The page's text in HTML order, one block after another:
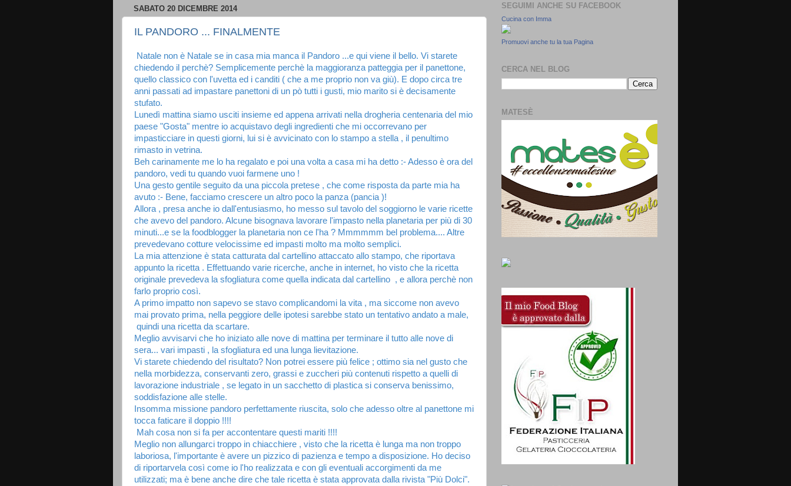
SABATO 20 DICEMBRE 2014
IL PANDORO ... FINALMENTE
Natale non è Natale se in casa mia manca il Pandoro ...e qui viene il bello. Vi starete
chiedendo il perchè? Semplicemente perchè la maggioranza patteggia per il panettone,
quello classico con l'uvetta ed i canditi ( che a me proprio non va giù). E dopo circa tre
anni passati ad impastare panettoni di un pò tutti i gusti, mio marito si è decisamente
stufato.
Lunedì mattina siamo usciti insieme ed appena arrivati nella drogheria centenaria del mio
paese "Gosta" mentre io acquistavo degli ingredienti che mi occorrevano per
impasticciare in questi giorni, lui si è avvicinato con lo stampo a stella , il penultimo
rimasto in vetrina.
Beh carinamente me lo ha regalato e poi una volta a casa mi ha detto :- Adesso è ora del
pandoro, vedi tu quando vuoi farmene uno !
Una gesto gentile seguito da una piccola pretese , che come risposta da parte mia ha
avuto :- Bene, facciamo crescere un altro poco la panza (pancia )!
Allora , presa anche io dall'entusiasmo, ho messo sul tavolo del soggiorno le varie ricette
che avevo del pandoro. Alcune bisognava lavorare l'impasto nella planetaria per più di 30
minuti...e se la foodblogger la planetaria non ce l'ha ? Mmmmmm bel problema.... Altre
prevedevano cotture velocissime ed impasti molto ma molto semplici.
La mia attenzione è stata catturata dal cartellino attaccato allo stampo, che riportava
appunto la ricetta . Effettuando varie ricerche, anche in internet, ho visto che la ricetta
originale prevedeva la sfogliatura come quella indicata dal cartellino , e allora perchè non
farlo proprio così.
A primo impatto non sapevo se stavo complicandomi la vita , ma siccome non avevo
mai provato prima, nella peggiore delle ipotesi sarebbe stato un tentativo andato a male,
quindi una ricetta da scartare.
Meglio avvisarvi che ho iniziato alle nove di mattina per terminare il tutto alle nove di
sera... vari impasti , la sfogliatura ed una lunga lievitazione.
Vi starete chiedendo del risultato? Non potrei essere più felice ; ottimo sia nel gusto che
nella morbidezza, conservanti zero, grassi e zuccheri più contenuti rispetto a quelli di
lavorazione industriale , se legato in un sacchetto di plastica si conserva benissimo,
soddisfazione alle stelle.
Insomma missione pandoro perfettamente riuscita, solo che adesso oltre al panettone mi
tocca faticare il doppio !!!!
Mah cosa non si fa per accontentare questi mariti !!!!
Meglio non allungarci troppo in chiacchiere , visto che la ricetta è lunga ma non troppo
laboriosa, l'importante è avere un pizzico di pazienza e tempo a disposizione. Ho deciso
di riportarvela così come io l'ho realizzata e con gli eventuali accorgimenti da me
utilizzati; ma è bene anche dire che tale ricetta è stata approvata dalla rivista "Più Dolci".
SEGUIMI ANCHE SU FACEBOOK
Cucina con Imma
Promuovi anche tu la tua Pagina
CERCA NEL BLOG
MATESÈ